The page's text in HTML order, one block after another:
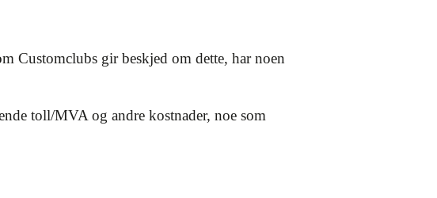
Customclubs gir beskjed om dette, har noen
toll/MVA og andre kostnader, noe som